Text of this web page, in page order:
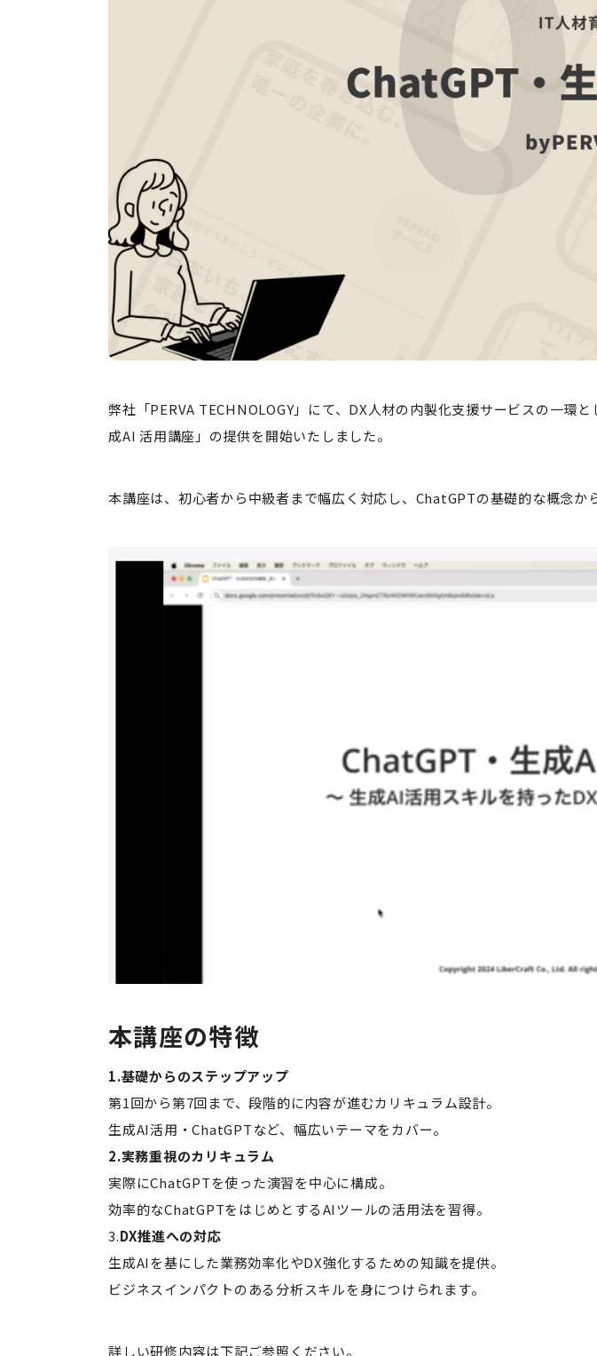
弊社「PERVA TECHNOLOGY」にて、DX人材の内製化支援サービスの一環
成AI 活用講座」の提供を開始いたしました。
本講座は、初心者から中級者まで幅広く対応し、ChatGPTの基礎的な概念か
本講座の特徴
1.基礎からのステップアップ
第1回から第7回まで、段階的に内容が進むカリキュラム設計。
生成AI活用・ChatGPTなど、幅広いテーマをカバー。
2.実務重視のカリキュラム
実際にChatGPTを使った演習を中心に構成。
効率的なChatGPTをはじめとするAIツールの活用法を習得。
3.DX推進への対応
生成AIを基にした業務効率化やDX強化するための知識を提供。
ビジネスインパクトのある分析スキルを身につけられます。
詳しい研修内容は下記ご参照ください。